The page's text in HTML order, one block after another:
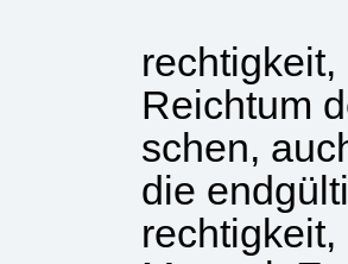
Reichtum
schen,
die